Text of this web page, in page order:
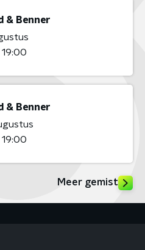
& Benner
& Benner
Meer gemist